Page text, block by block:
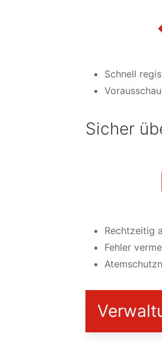
Schnell
Sicher
Rechtzeitig
Fehler